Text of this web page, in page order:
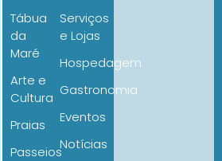
Tábua
da
Maré
Arte e
Cultura
Praias
Passeios
Serviços
e Lojas
Hospedagem
Gastronomia
Eventos
Notícias